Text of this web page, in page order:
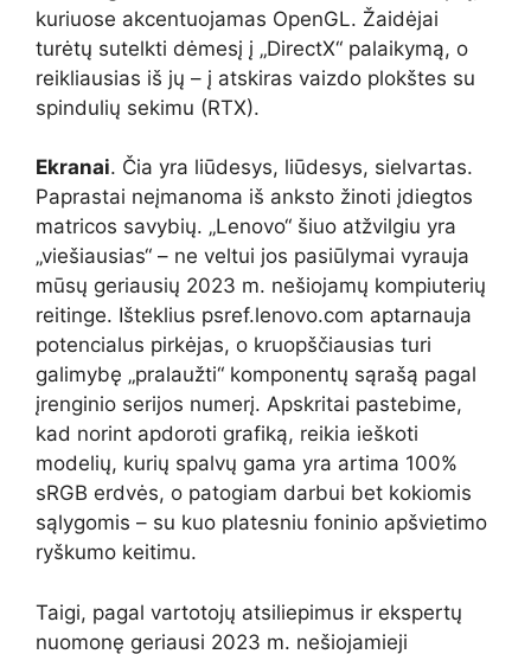
kuriuose akcentuojamas OpenGL. Žaidėjai
turėtų sutelkti dėmesį į „DirectX“ palaikymą, o
reikliausias iš jų – į atskiras vaizdo plokštes su
spindulių sekimu (RTX).
Ekranai. Čia yra liūdesys, liūdesys, sielvartas.
Paprastai neįmanoma iš anksto žinoti įdiegtos
matricos savybių. „Lenovo“ šiuo atžvilgiu yra
„viešiausias“ – ne veltui jos pasiūlymai vyrauja
mūsų geriausių 2023 m. nešiojamų kompiuterių
reitinge. Išteklius psref.lenovo.com aptarnauja
potencialus pirkėjas, o kruopščiausias turi
galimybę „pralaužti“ komponentų sąrašą pagal
įrenginio serijos numerį. Apskritai pastebime,
kad norint apdoroti grafiką, reikia ieškoti
modelių, kurių spalvų gama yra artima 100%
sRGB erdvės, o patogiam darbui bet kokiomis
sąlygomis – su kuo platesniu foninio apšvietimo
ryškumo keitimu.
Taigi, pagal vartotojų atsiliepimus ir ekspertų
nuomonę geriausi 2023 m. nešiojamieji